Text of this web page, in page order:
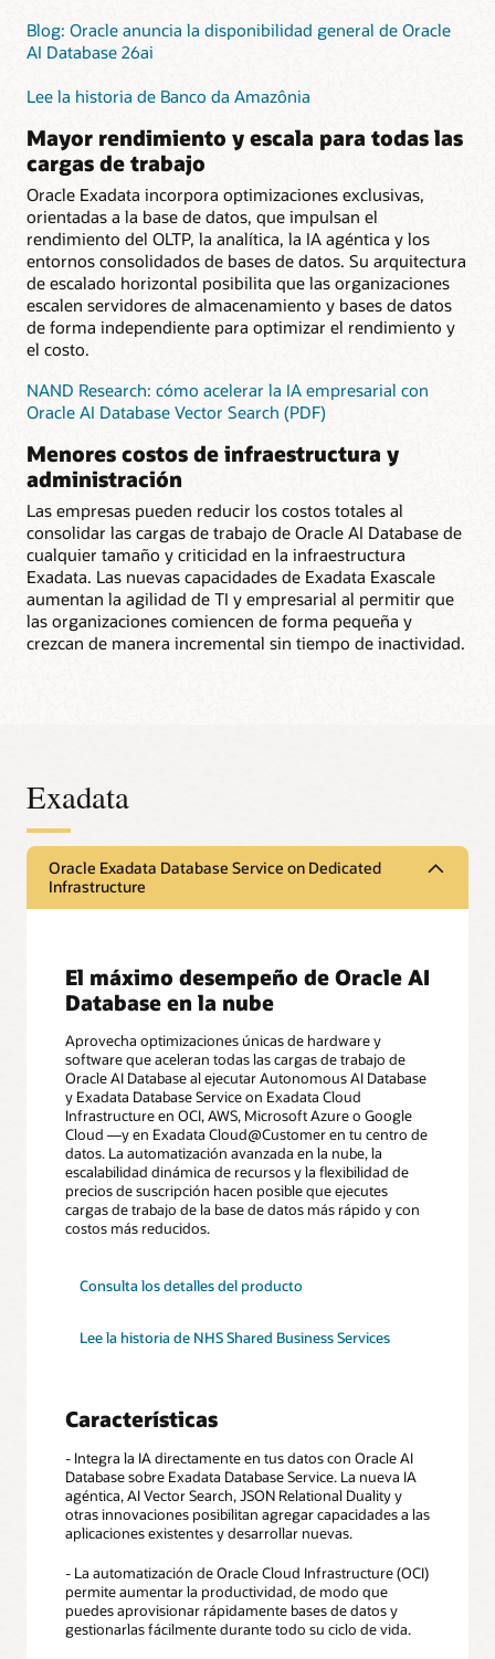
Blog: Oracle anuncia la disponibilidad general de Oracle
AI Database 26ai
Lee la historia de Banco da Amazônia
Mayor rendimiento y escala para todas las
cargas de trabajo
Oracle Exadata incorpora optimizaciones exclusivas,
orientadas a la base de datos, que impulsan el
rendimiento del OLTP, la analítica, la IA agéntica y los
entornos consolidados de bases de datos. Su arquitectura
de escalado horizontal posibilita que las organizaciones
escalen servidores de almacenamiento y bases de datos
de forma independiente para optimizar el rendimiento y
el costo.
NAND Research: cómo acelerar la IA empresarial con
Oracle AI Database Vector Search (PDF)
Menores costos de infraestructura y
administración
Las empresas pueden reducir los costos totales al
consolidar las cargas de trabajo de Oracle AI Database de
cualquier tamaño y criticidad en la infraestructura
Exadata. Las nuevas capacidades de Exadata Exascale
aumentan la agilidad de TI y empresarial al permitir que
las organizaciones comiencen de forma pequeña y
crezcan de manera incremental sin tiempo de inactividad.
Exadata
Oracle Exadata Database Service on Dedicated
Infrastructure
El máximo desempeño de Oracle AI
Database en la nube
Aprovecha optimizaciones únicas de hardware y
software que aceleran todas las cargas de trabajo de
Oracle AI Database al ejecutar Autonomous AI Database
y Exadata Database Service on Exadata Cloud
Infrastructure en OCI, AWS, Microsoft Azure o Google
Cloud —y en Exadata Cloud@Customer en tu centro de
datos. La automatización avanzada en la nube, la
escalabilidad dinámica de recursos y la flexibilidad de
precios de suscripción hacen posible que ejecutes
cargas de trabajo de la base de datos más rápido y con
costos más reducidos.
Consulta los detalles del producto
Exadata
Lee la historia de NHS Shared Business Services
Características
- Integra la IA directamente en tus datos con Oracle AI
Database sobre Exadata Database Service. La nueva IA
agéntica, AI Vector Search, JSON Relational Duality y
otras innovaciones posibilitan agregar capacidades a las
aplicaciones existentes y desarrollar nuevas.
- La automatización de Oracle Cloud Infrastructure (OCI)
permite aumentar la productividad, de modo que
puedes aprovisionar rápidamente bases de datos y
gestionarlas fácilmente durante todo su ciclo de vida.